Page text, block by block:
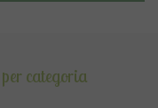
categoria